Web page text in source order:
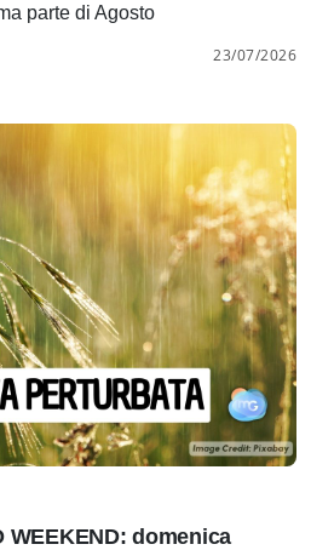
parte di Agosto
23/07/2026
WEEKEND: domenica